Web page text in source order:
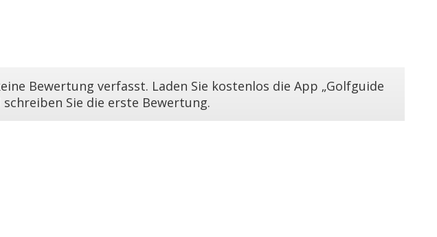
Bewertung verfasst. Laden Sie kostenlos die App „Golfguide
schreiben Sie die erste Bewertung.